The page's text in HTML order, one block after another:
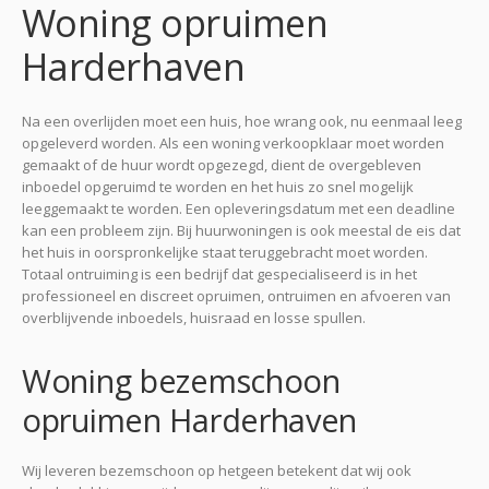
Woning opruimen
Harderhaven
Na een overlijden moet een huis, hoe wrang ook, nu eenmaal leeg
opgeleverd worden. Als een woning verkoopklaar moet worden
gemaakt of de huur wordt opgezegd, dient de overgebleven
inboedel opgeruimd te worden en het huis zo snel mogelijk
leeggemaakt te worden. Een opleveringsdatum met een deadline
kan een probleem zijn. Bij huurwoningen is ook meestal de eis dat
het huis in oorspronkelijke staat teruggebracht moet worden.
Totaal ontruiming is een bedrijf dat gespecialiseerd is in het
professioneel en discreet opruimen, ontruimen en afvoeren van
overblijvende inboedels, huisraad en losse spullen.
Woning bezemschoon
opruimen Harderhaven
Wij leveren bezemschoon op hetgeen betekent dat wij ook